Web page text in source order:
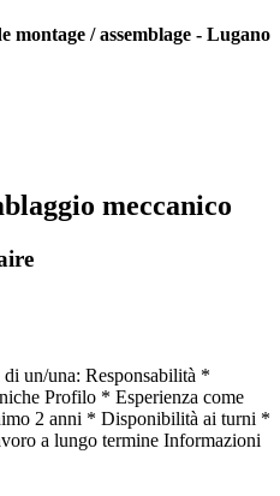
montage / assemblage - Lugano
meccanico
di un/una: Responsabilità *
Profilo * Esperienza come
2 anni * Disponibilità ai turni *
a lungo termine Informazioni